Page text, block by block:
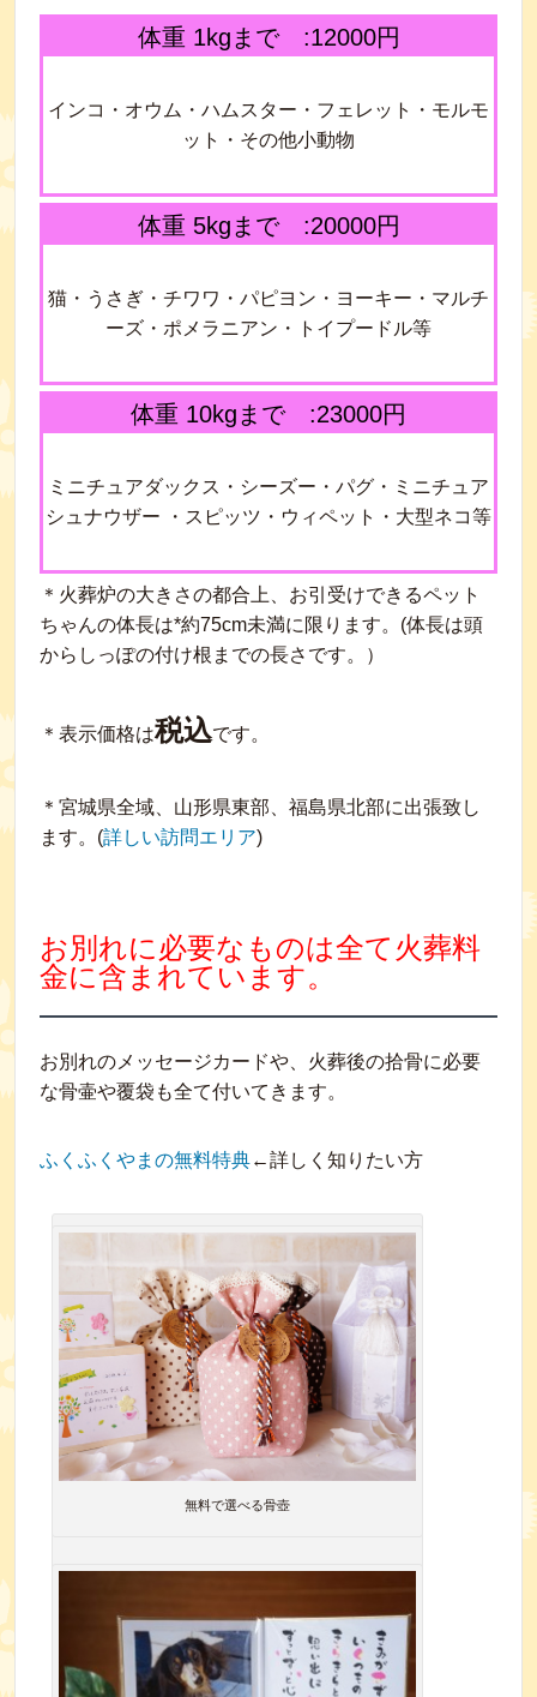
体重 1kgまで :12000円
インコ・オウム・ハムスター・フェレット・モルモ
ット・その他小動物
体重 5kgまで :20000円
猫・うさぎ・チワワ・パピヨン・ヨーキー・マルチ
ーズ・ポメラニアン・トイプードル等
体重 10kgまで :23000円
ミニチュアダックス・シーズー・パグ・ミニチュア
シュナウザー ・スピッツ・ウィペット・大型ネコ等
＊火葬炉の大きさの都合上、お引受けできるペット
ちゃんの体長は*約75cm未満に限ります。(体長は頭
からしっぽの付け根までの長さです。）
＊表示価格は税込です。
＊宮城県全域、山形県東部、福島県北部に出張致し
ます。(詳しい訪問エリア)
お別れに必要なものは全て火葬料
金に含まれています。
お別れのメッセージカードや、火葬後の拾骨に必要
な骨壷や覆袋も全て付いてきます。
ふくふくやまの無料特典←詳しく知りたい方
無料で選べる骨壺